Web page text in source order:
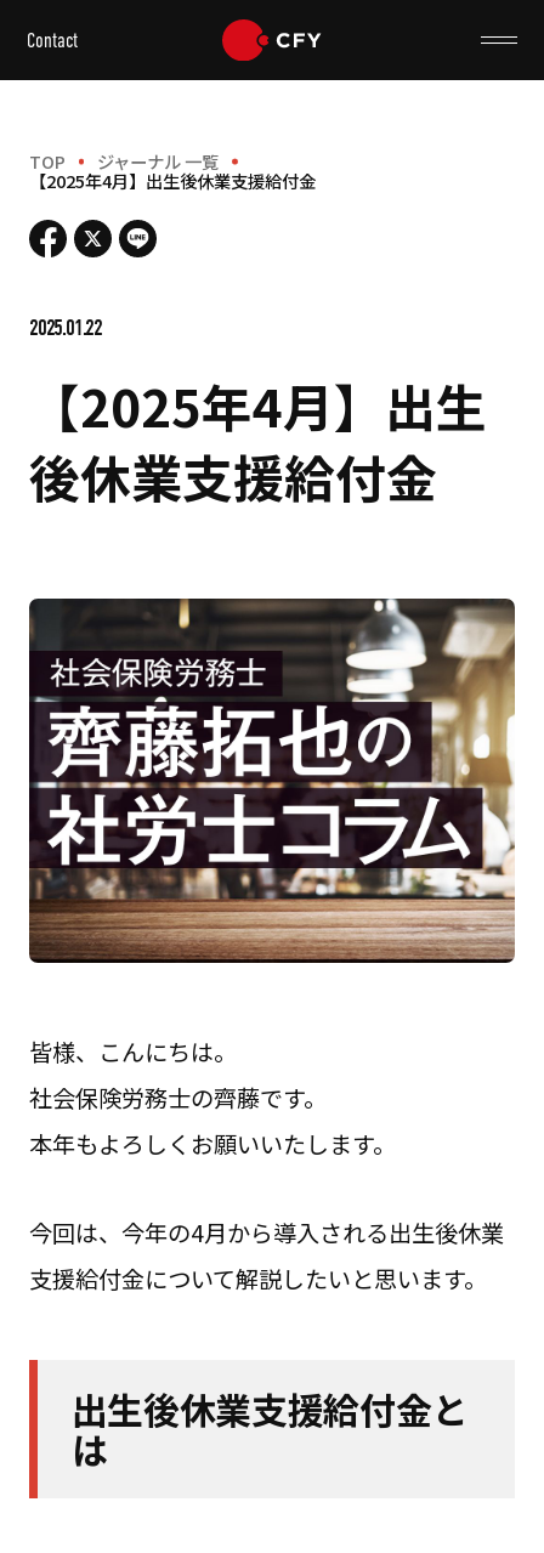
Contact
TOP ジャーナル 一覧
【2025年4月】出生後休業支援給付金
2025.01.22
【2025年4月】出生
後休業支援給付金
皆様、こんにちは。
社会保険労務士の齊藤です。
本年もよろしくお願いいたします。
今回は、今年の4月から導入される出生後休業
支援給付金について解説したいと思います。
出生後休業支援給付金と
は